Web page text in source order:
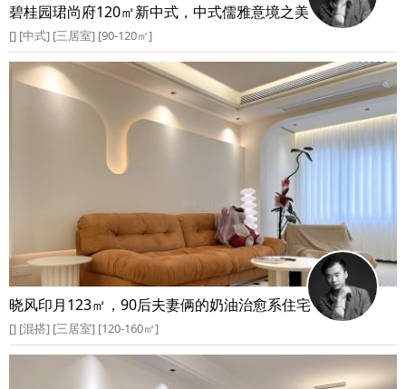
碧桂园珺尚府120㎡新中式，中式儒雅意境之美
[] [中式] [三居室] [90-120㎡]
晓风印月123㎡，90后夫妻俩的奶油治愈系住宅
[] [混搭] [三居室] [120-160㎡]